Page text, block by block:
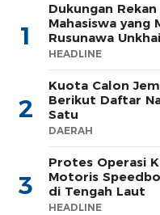
1
Dukungan
Mahasiswa yang
Rusunawa
HEADLINE
2
Kuota Calon
Berikut Daftar
Satu
DAERAH
3
Protes Operasi
Motoris
di Tengah Laut
HEADLINE